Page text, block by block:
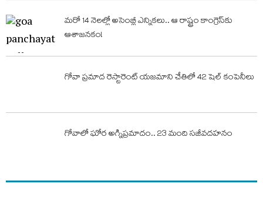
మరో 14 నెలల్లో అసెంబ్లీ ఎన్నికలు.. ఆ రాష్ట్రం కాంగ్రెస్‌కు
ఆశాజనకం!
గోవా ప్రమాద రెస్టారెంట్ యజమాని చేతిలో 42 షెల్ కంపెనీలు
గోవాలో ఘోర అగ్నిప్ర‌మాదం.. 23 మంది స‌జీవ‌ద‌హ‌నం